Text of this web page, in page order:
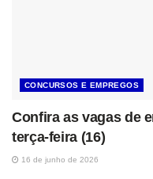
CONCURSOS E EMPREGOS
Confira as vagas de
terça-feira (16)
16 de junho de 2026